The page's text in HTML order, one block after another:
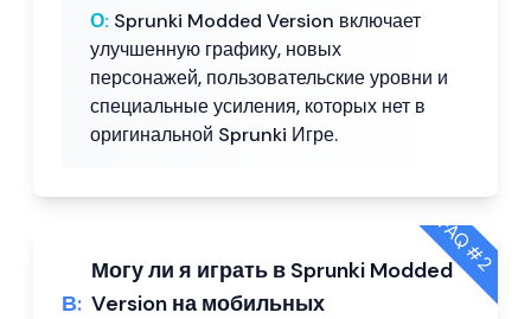
О: Sprunki Modded Version включает
улучшенную графику, новых
персонажей, пользовательские уровни и
специальные усиления, которых нет в
оригинальной Sprunki Игре.
FAQ #
2
В:
Могу ли я играть в Sprunki Modded
Version на мобильных